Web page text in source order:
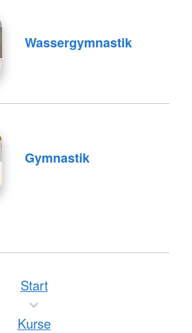
Wassergymnastik
Gymnastik
Start
Kurse